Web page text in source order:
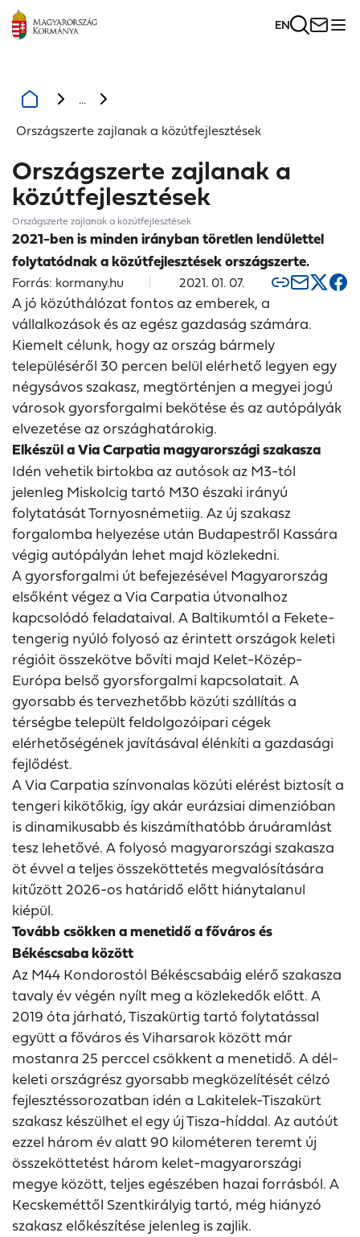
EN
...
Országszerte zajlanak a közútfejlesztések
Országszerte zajlanak a
közútfejlesztések
Országszerte zajlanak a közútfejlesztések
2021-ben is minden irányban töretlen lendülettel
folytatódnak a közútfejlesztések országszerte.
Forrás: kormany.hu 2021. 01. 07.
A jó közúthálózat fontos az emberek, a
vállalkozások és az egész gazdaság számára.
Kiemelt célunk, hogy az ország bármely
településéről 30 percen belül elérhető legyen egy
négysávos szakasz, megtörténjen a megyei jogú
városok gyorsforgalmi bekötése és az autópályák
elvezetése az országhatárokig.
Elkészül a Via Carpatia magyarországi szakasza
Idén vehetik birtokba az autósok az M3-tól
jelenleg Miskolcig tartó M30 északi irányú
folytatását Tornyosnémetiig. Az új szakasz
forgalomba helyezése után Budapestről Kassára
végig autópályán lehet majd közlekedni.
A gyorsforgalmi út befejezésével Magyarország
elsőként végez a Via Carpatia útvonalhoz
kapcsolódó feladataival. A Baltikumtól a Fekete-
tengerig nyúló folyosó az érintett országok keleti
régióit összekötve bővíti majd Kelet-Közép-
Európa belső gyorsforgalmi kapcsolatait. A
gyorsabb és tervezhetőbb közúti szállítás a
térségbe települt feldolgozóipari cégek
elérhetőségének javításával élénkíti a gazdasági
fejlődést.
A Via Carpatia színvonalas közúti elérést biztosít a
tengeri kikötőkig, így akár eurázsiai dimenzióban
is dinamikusabb és kiszámíthatóbb áruáramlást
tesz lehetővé. A folyosó magyarországi szakasza
öt évvel a teljes összeköttetés megvalósítására
kitűzött 2026-os határidő előtt hiánytalanul
kiépül.
Tovább csökken a menetidő a főváros és
Békéscsaba között
Az M44 Kondorostól Békéscsabáig elérő szakasza
tavaly év végén nyílt meg a közlekedők előtt. A
2019 óta járható, Tiszakürtig tartó folytatással
együtt a főváros és Viharsarok között már
mostanra 25 perccel csökkent a menetidő. A dél-
keleti országrész gyorsabb megközelítését célzó
fejlesztéssorozatban idén a Lakitelek-Tiszakürt
szakasz készülhet el egy új Tisza-híddal. Az autóút
ezzel három év alatt 90 kilométeren teremt új
összeköttetést három kelet-magyarországi
megye között, teljes egészében hazai forrásból. A
Kecskeméttől Szentkirályig tartó, még hiányzó
szakasz előkészítése jelenleg is zajlik.